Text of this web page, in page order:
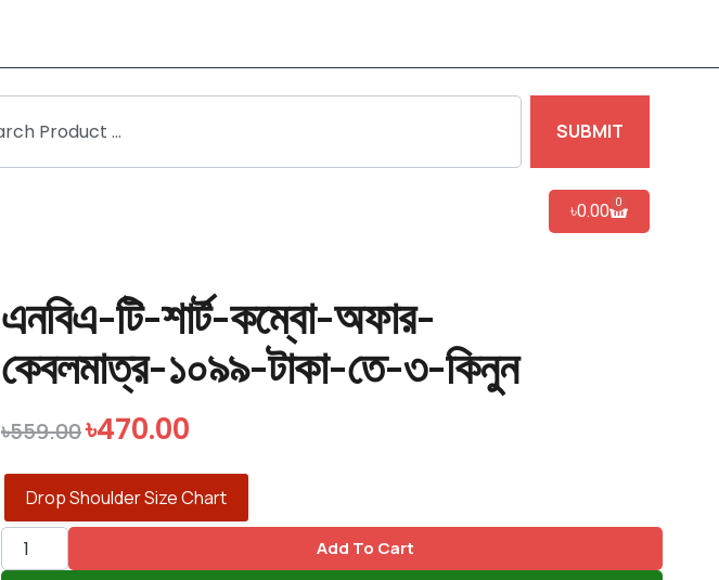
SUBMIT
৳0.00 0
এনবিএ-টি-শার্ট-কম্বো-অফার-
কেবলমাত্র-১০৯৯-টাকা-তে-৩-কিনুন
৳559.00৳470.00
Drop Shoulder Size Chart
Add To Cart